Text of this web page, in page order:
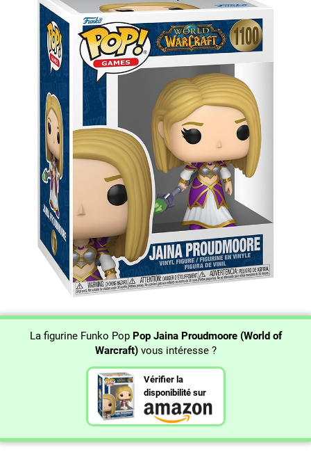
La figurine Funko Pop Pop Jaina Proudmoore (World of
Warcraft)vous intéresse ?
Vérifier la
disponibilité sur